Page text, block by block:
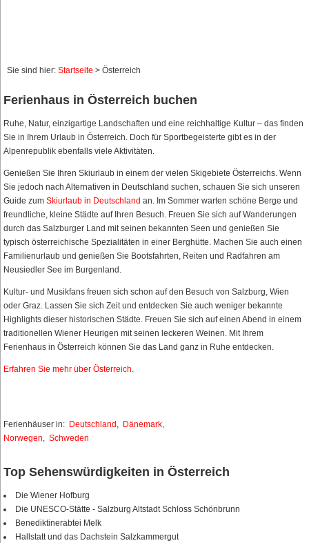
Sie sind hier: Startseite > Österreich
Ferienhaus in Österreich buchen
Ruhe, Natur, einzigartige Landschaften und eine reichhaltige Kultur – das finden
Sie in Ihrem Urlaub in Österreich. Doch für Sportbegeisterte gibt es in der
Alpenrepublik ebenfalls viele Aktivitäten.
Genießen Sie Ihren Skiurlaub in einem der vielen Skigebiete Österreichs. Wenn
Sie jedoch nach Alternativen in Deutschland suchen, schauen Sie sich unseren
Guide zum Skiurlaub in Deutschland an. Im Sommer warten schöne Berge und
freundliche, kleine Städte auf Ihren Besuch. Freuen Sie sich auf Wanderungen
durch das Salzburger Land mit seinen bekannten Seen und genießen Sie
typisch österreichische Spezialitäten in einer Berghütte. Machen Sie auch einen
Familienurlaub und genießen Sie Bootsfahrten, Reiten und Radfahren am
Neusiedler See im Burgenland.
Kultur- und Musikfans freuen sich schon auf den Besuch von Salzburg, Wien
oder Graz. Lassen Sie sich Zeit und entdecken Sie auch weniger bekannte
Highlights dieser historischen Städte. Freuen Sie sich auf einen Abend in einem
traditionellen Wiener Heurigen mit seinen leckeren Weinen. Mit Ihrem
Ferienhaus in Österreich können Sie das Land ganz in Ruhe entdecken.
Erfahren Sie mehr über Österreich.
Ferienhäuser in: Deutschland , Dänemark,
Norwegen, Schweden
Top Sehenswürdigkeiten in Österreich
Die Wiener Hofburg
Die UNESCO-Stätte - Salzburg Altstadt Schloss Schönbrunn
Benediktinerabtei Melk
Hallstatt und das Dachstein Salzkammergut